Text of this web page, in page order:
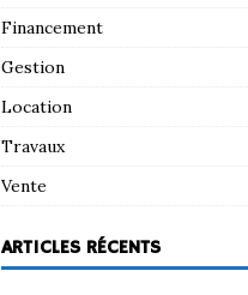
Financement
Gestion
Location
Travaux
Vente
ARTICLES RÉCENTS